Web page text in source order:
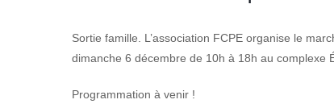
Sortie famille. L’association FCPE organise le
dimanche 6 décembre de 10h à 18h au complexe
Programmation à venir !